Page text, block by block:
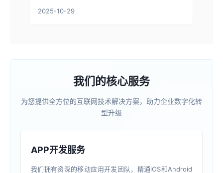
2025-10-29
我们的核心服务
为您提供全方位的互联网技术解决方案，助力企业数字化转
型升级
APP开发服务
我们拥有资深的移动应用开发团队，精通iOS和Android